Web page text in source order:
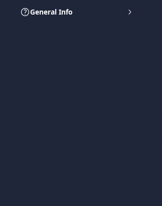
General Info